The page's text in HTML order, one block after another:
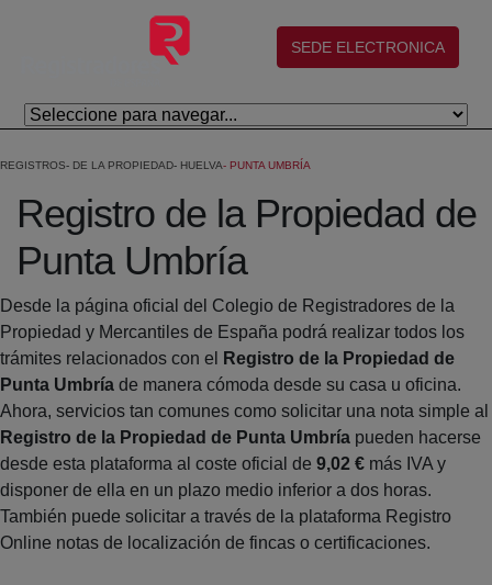
Saltar al contenido principal
(abre en nueva ventana)
SEDE ELECTRONICA
REGISTROS DE LA PROPIEDAD HUELVA PUNTA UMBRÍA
Registro de la Propiedad de
Punta Umbría
Desde la página oficial del Colegio de Registradores de la
Propiedad y Mercantiles de España podrá realizar todos los
trámites relacionados con el
Registro de la Propiedad de
Punta Umbría de manera cómoda desde su casa u oficina.
Ahora, servicios tan comunes como solicitar una nota simple al
Registro de la Propiedad de Punta Umbría pueden hacerse
desde esta plataforma al coste oficial de 9,02 € más IVA y
disponer de ella en un plazo medio inferior a dos horas.
También puede solicitar a través de la plataforma Registro
Online notas de localización de fincas o certificaciones.